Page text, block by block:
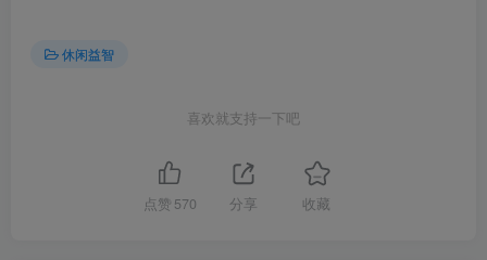
休闲益智
喜欢就支持一下吧
点赞 570 分享 收藏